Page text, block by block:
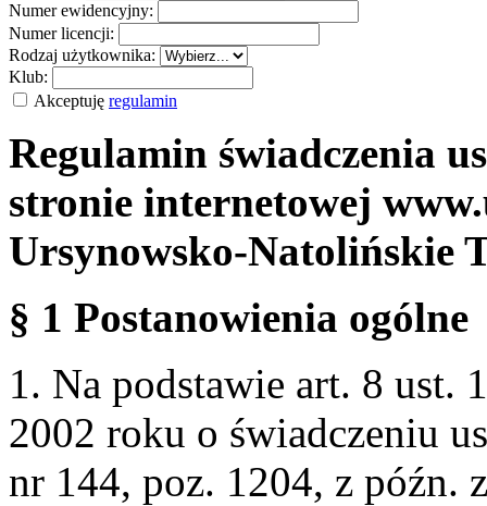
Numer ewidencyjny:
Numer licencji:
Rodzaj użytkownika:
Klub:
Akceptuję regulamin
Regulamin świadczenia
stronie internetowej
Ursynowsko-Natolińskie
§ 1 Postanowienia ogólne
1. Na podstawie art. 8 ust.
2002 roku o świadczeniu
nr 144, poz. 1204, z późn.